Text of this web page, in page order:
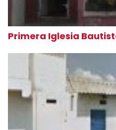
Primera Iglesia